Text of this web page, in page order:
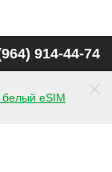
914-44-74
белый eSIM ×